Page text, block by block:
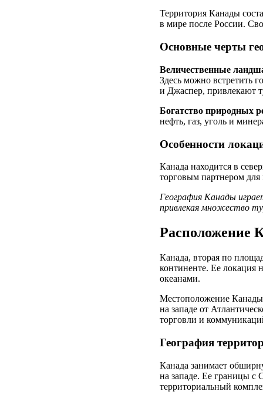
Территория Канады
в мире после России.
Основные черты
Величественные
Здесь можно встретить
и Джаспер, привлекают
Богатство природных
нефть, газ, уголь и
Особенности
Канада находится в
торговым партнером
География Канады
привлекая множество
Расположение
Канада, вторая по
континенте. Ее локация
океанами.
Местоположение Канады
на западе от
торговли и
География
Канада занимает
на западе. Ее границы с
территориальный